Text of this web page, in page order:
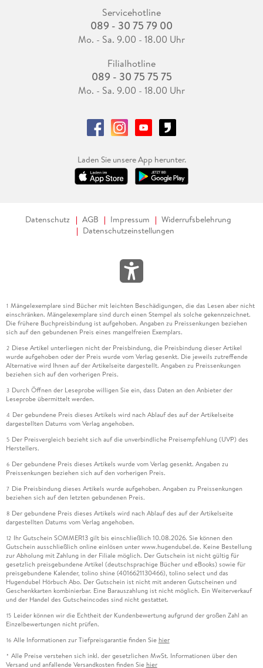
Servicehotline
089 - 30 75 79 00
Mo. - Sa. 9.00 - 18.00 Uhr
Filialhotline
089 - 30 75 75 75
Mo. - Sa. 9.00 - 18.00 Uhr
Laden Sie unsere App herunter.
Datenschutz AGB Impressum
Widerrufsbelehrung
Datenschutzeinstellungen
1 Mängelexemplare sind Bücher mit leichten Beschädigungen, die das Lesen aber nicht
einschränken. Mängelexemplare sind durch einen Stempel als solche gekennzeichnet.
Die frühere Buchpreisbindung ist aufgehoben. Angaben zu Preissenkungen beziehen
sich auf den gebundenen Preis eines mangelfreien Exemplars.
2 Diese Artikel unterliegen nicht der Preisbindung, die Preisbindung dieser Artikel
wurde aufgehoben oder der Preis wurde vom Verlag gesenkt. Die jeweils zutreffende
Alternative wird Ihnen auf der Artikelseite dargestellt. Angaben zu Preissenkungen
beziehen sich auf den vorherigen Preis.
3 Durch Öffnen der Leseprobe willigen Sie ein, dass Daten an den Anbieter der
Leseprobe übermittelt werden.
4 Der gebundene Preis dieses Artikels wird nach Ablauf des auf der Artikelseite
dargestellten Datums vom Verlag angehoben.
5 Der Preisvergleich bezieht sich auf die unverbindliche Preisempfehlung (UVP) des
Herstellers.
6 Der gebundene Preis dieses Artikels wurde vom Verlag gesenkt. Angaben zu
Preissenkungen beziehen sich auf den vorherigen Preis.
7 Die Preisbindung dieses Artikels wurde aufgehoben. Angaben zu Preissenkungen
beziehen sich auf den letzten gebundenen Preis.
8 Der gebundene Preis dieses Artikels wird nach Ablauf des auf der Artikelseite
dargestellten Datums vom Verlag angehoben.
12 Ihr Gutschein SOMMER13 gilt bis einschließlich 10.08.2026. Sie können den
Gutschein ausschließlich online einlösen unter www.hugendubel.de. Keine Bestellung
zur Abholung mit Zahlung in der Filiale möglich. Der Gutschein ist nicht gültig für
gesetzlich preisgebundene Artikel (deutschsprachige Bücher und eBooks) sowie für
preisgebundene Kalender, tolino shine (4016621130466), tolino select und das
Hugendubel Hörbuch Abo. Der Gutschein ist nicht mit anderen Gutscheinen und
Geschenkkarten kombinierbar. Eine Barauszahlung ist nicht möglich. Ein Weiterverkauf
und der Handel des Gutscheincodes sind nicht gestattet.
15 Leider können wir die Echtheit der Kundenbewertung aufgrund der großen Zahl an
Einzelbewertungen nicht prüfen.
16 Alle Informationen zur Tiefpreisgarantie finden Sie hier
* Alle Preise verstehen sich inkl. der gesetzlichen MwSt. Informationen über den
Versand und anfallende Versandkosten finden Sie hier